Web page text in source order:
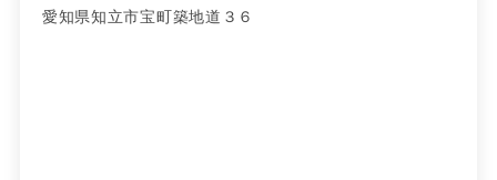
愛知県知立市宝町築地道３６